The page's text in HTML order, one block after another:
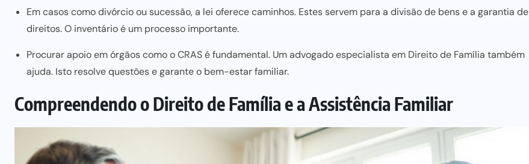
Em casos como divórcio ou sucessão, a lei oferece caminhos. Estes servem para a divisão de bens e a garantia de
direitos. O inventário é um processo importante.
Procurar apoio em órgãos como o CRAS é fundamental. Um advogado especialista em Direito de Família também
ajuda. Isto resolve questões e garante o bem-estar familiar.
Compreendendo o Direito de Família e a Assistência Familiar